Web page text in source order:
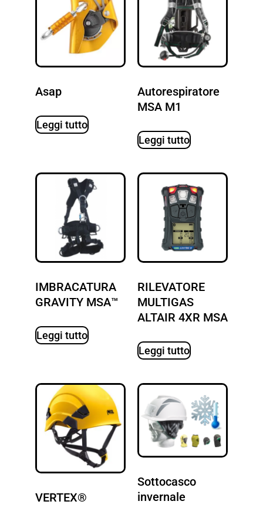
Asap
Leggi tutto
Autorespiratore
MSA M1
Leggi tutto
IMBRACATURA
GRAVITY MSA™
Leggi tutto
RILEVATORE
MULTIGAS
ALTAIR 4XR MSA
Leggi tutto
VERTEX®
Sottocasco
invernale